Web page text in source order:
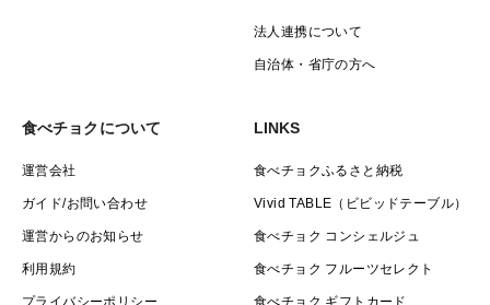
法人連携について
自治体・省庁の方へ
食べチョクについて
運営会社
ガイド/お問い合わせ
運営からのお知らせ
利用規約
LINKS
食べチョクふるさと納税
Vivid TABLE（ビビッドテーブル）
食べチョク コンシェルジュ
食べチョク フルーツセレクト